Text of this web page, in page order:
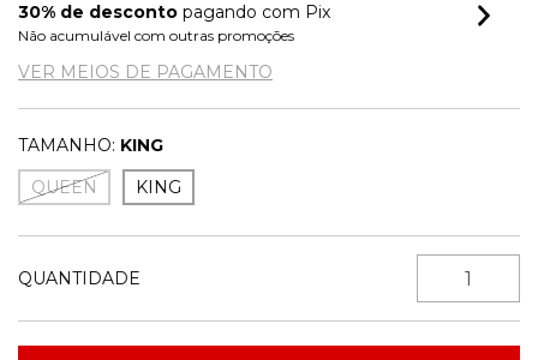
30% de desconto pagando com Pix
Não acumulável com outras promoções
VER MEIOS DE PAGAMENTO
TAMANHO: KING
QUEEN
KING
QUANTIDADE